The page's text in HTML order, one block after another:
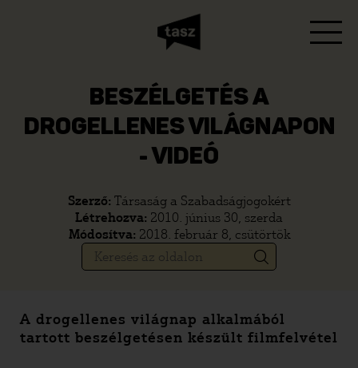
BESZÉLGETÉS A
DROGELLENES VILÁGNAPON
- VIDEÓ
Szerző: Társaság a Szabadságjogokért
Létrehozva: 2010. június 30, szerda
Módosítva: 2018. február 8, csütörtök
A drogellenes világnap alkalmából
tartott beszélgetésen készült filmfelvétel